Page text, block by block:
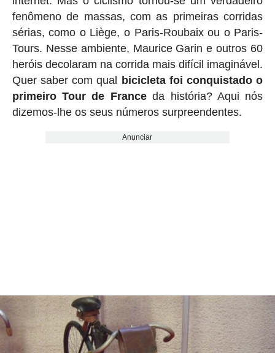
fenômeno de massas, com as primeiras corridas
sérias, como o Liège, o Paris-Roubaix ou o Paris-
Tours. Nesse ambiente, Maurice Garin e outros 60
heróis decolaram na corrida mais difícil imaginável.
Quer saber com qual
bicicleta foi conquistado o
primeiro Tour de Franceda história? Aqui nós
dizemos-lhe os seus números surpreendentes.
Anunciar